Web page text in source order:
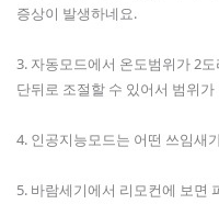
증상이 발생하네요.
3. 자동모드에서 온도범위가 2
단뒤로 조절할 수 있어서 범위
4. 인공지능모드는 어떤 쓰임새
5. 바람세기에서 리모컨에 보면